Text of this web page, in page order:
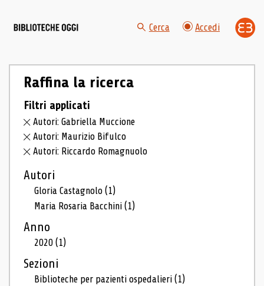
Cerca Accedi
Raffina la ricerca
Filtri applicati
Autori: Gabriella Muccione
Autori: Maurizio Bifulco
Autori: Riccardo Romagnuolo
Autori
Gloria Castagnolo(1)
Maria Rosaria Bacchini(1)
Anno
2020(1)
Sezioni
Biblioteche per pazienti ospedalieri(1)